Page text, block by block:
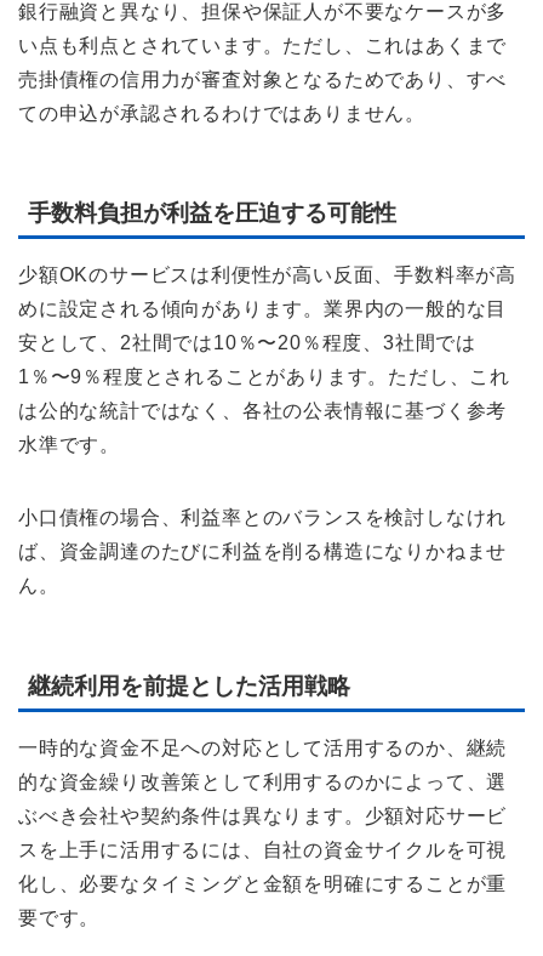
銀行融資と異なり、担保や保証人が不要なケースが多
い点も利点とされています。ただし、これはあくまで
売掛債権の信用力が審査対象となるためであり、すべ
ての申込が承認されるわけではありません。
手数料負担が利益を圧迫する可能性
少額OKのサービスは利便性が高い反面、手数料率が高
めに設定される傾向があります。業界内の一般的な目
安として、2社間では10％〜20％程度、3社間では
1％〜9％程度とされることがあります。ただし、これ
は公的な統計ではなく、各社の公表情報に基づく参考
水準です。
小口債権の場合、利益率とのバランスを検討しなけれ
ば、資金調達のたびに利益を削る構造になりかねませ
ん。
継続利用を前提とした活用戦略
一時的な資金不足への対応として活用するのか、継続
的な資金繰り改善策として利用するのかによって、選
ぶべき会社や契約条件は異なります。少額対応サービ
スを上手に活用するには、自社の資金サイクルを可視
化し、必要なタイミングと金額を明確にすることが重
要です。